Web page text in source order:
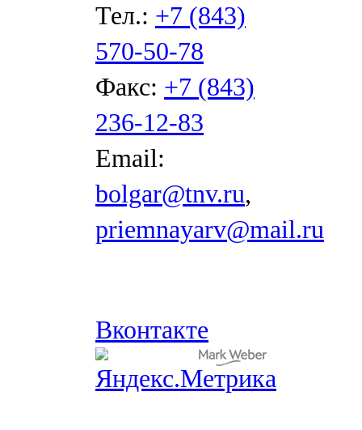
Тел.: +7 (843)
570-50-78
Факс: +7 (843)
236-12-83
Email:
bolgar@tnv.ru,
priemnayarv@mail.ru
Вконтакте